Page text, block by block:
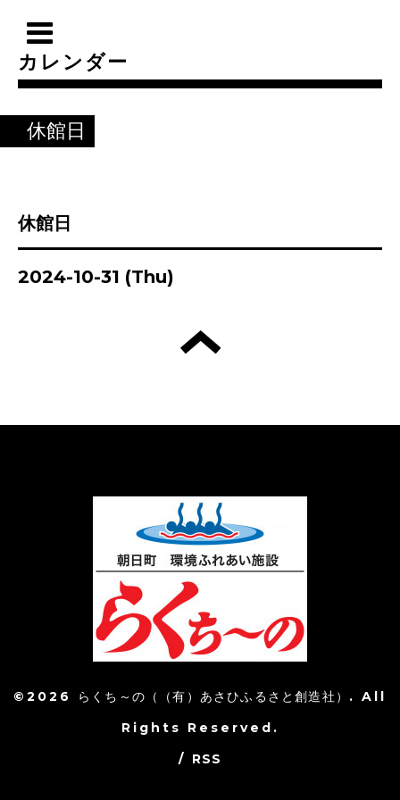
カレンダー
休館日
休館日
2024-10-31 (Thu)
©2026 らくち～の（（有）あさひふるさと創造社） . All
Rights Reserved.
/ RSS